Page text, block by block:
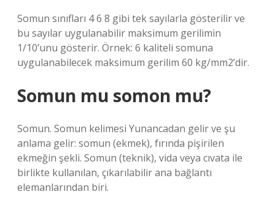
Somun sınıfları 4 6 8 gibi tek sayılarla gösterilir ve
bu sayılar uygulanabilir maksimum gerilimin
1/10’unu gösterir. Örnek: 6 kaliteli somuna
uygulanabilecek maksimum gerilim 60 kg/mm2’dir.
Somun mu somon mu?
Somun. Somun kelimesi Yunancadan gelir ve şu
anlama gelir: somun (ekmek), fırında pişirilen
ekmeğin şekli. Somun (teknik), vida veya cıvata ile
birlikte kullanılan, çıkarılabilir ana bağlantı
elemanlarından biri.